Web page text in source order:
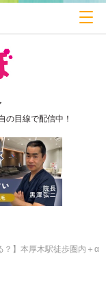
の目線で配信中！
？】本厚木駅徒歩圏内＋α